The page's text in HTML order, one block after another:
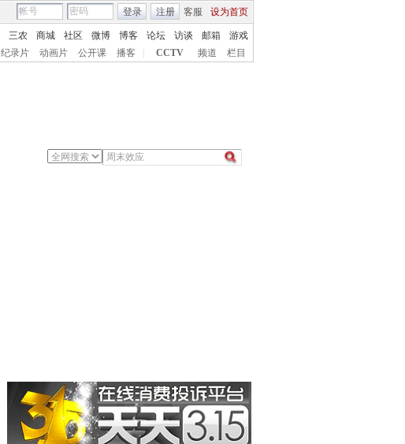
客服 设为首页
登录 注册
三农 商城 社区 微博 博客 论坛 访谈 邮箱
游戏
纪录片 动画片 公开课 播客 CCTV 频道 栏目